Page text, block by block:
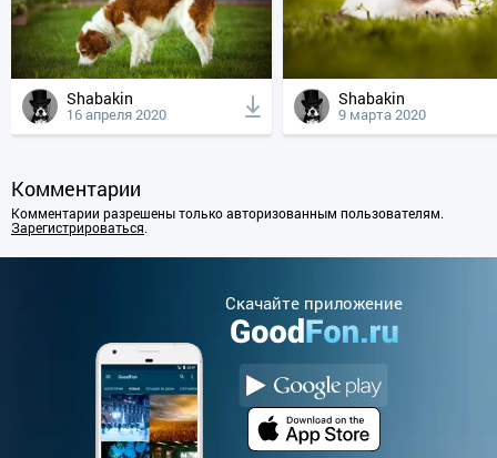
Shabakin
16 апреля 2020
Shabakin
9 марта 2020
Комментарии
Комментарии разрешены только авторизованным пользователям.
Зарегистрироваться.
Cкачайте приложение